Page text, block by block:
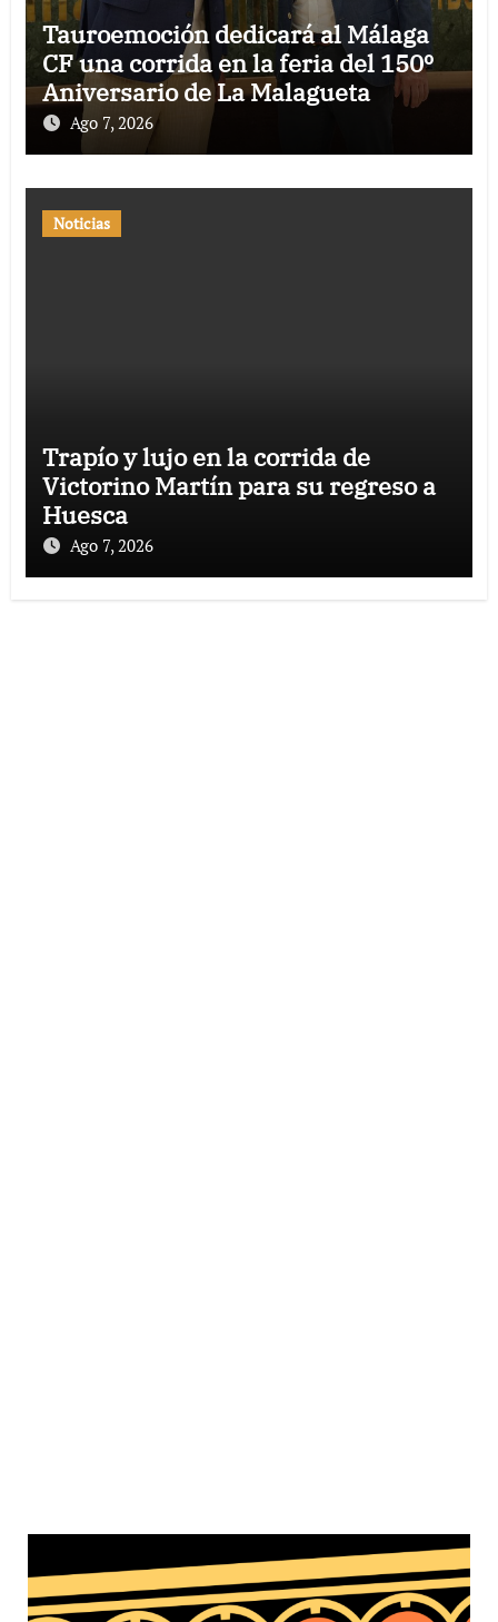
Tauroemoción dedicará al Málaga
CF una corrida en la feria del 150º
Aniversario de La Malagueta
Ago 7, 2026
Noticias
Trapío y lujo en la corrida de
Victorino Martín para su regreso a
Huesca
Ago 7, 2026